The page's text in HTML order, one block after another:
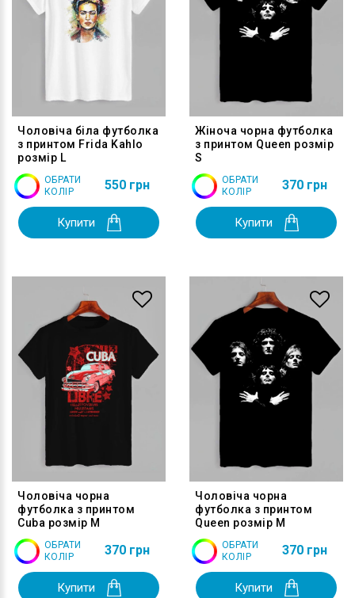
Чоловіча біла футболка
з принтом Frida Kahlo
розмір L
ОБРАТИ
КОЛІР
550 грн
Купити
Жіноча чорна футболка
з принтом Queen розмір
S
ОБРАТИ
КОЛІР
370 грн
Купити
Чоловіча чорна
футболка з принтом
Cuba розмір M
ОБРАТИ
КОЛІР
370 грн
Купити
Чоловіча чорна
футболка з принтом
Queen розмір M
ОБРАТИ
КОЛІР
370 грн
Купити